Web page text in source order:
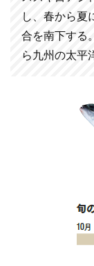
し、春から夏
合を南下する
ら九州の太平